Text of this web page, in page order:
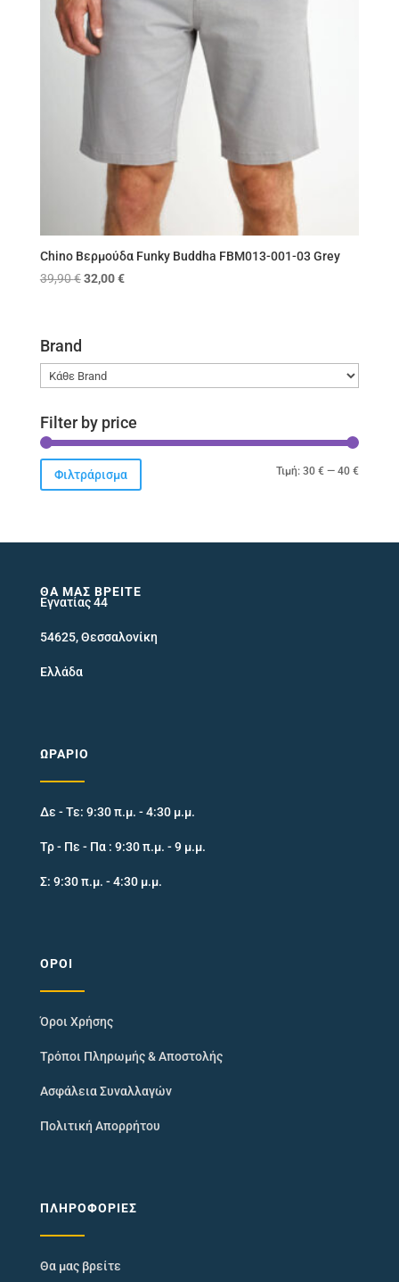
Chino Βερμούδα Funky Buddha FBM013-001-03 Grey
39,90€ Original
32,00€Η
Brand
Filter by price
Φιλτράρισμα Τιμή:30 € —40 €
ΘΑ ΜΑΣ ΒΡΕΊΤΕ
Εγνατίας 44
54625, Θεσσαλονίκη
Ελλάδα
ΩΡΆΡΙΟ
Δε - Τε: 9:30 π.μ. - 4:30 μ.μ.
Τρ - Πε - Πα : 9:30 π.μ. - 9 μ.μ.
Σ: 9:30 π.μ. - 4:30 μ.μ.
ΌΡΟΙ
Όροι Χρήσης
Τρόποι Πληρωμής & Αποστολής
Ασφάλεια Συναλλαγών
Πολιτική Απορρήτου
ΠΛΗΡΟΦΟΡΊΕΣ
Θα μας βρείτε